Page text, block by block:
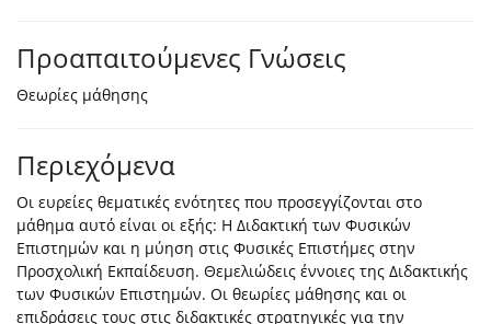
Προαπαιτούμενες Γνώσεις
Θεωρίες μάθησης
Περιεχόμενα
Οι ευρείες θεματικές ενότητες που προσεγγίζονται στο
μάθημα αυτό είναι οι εξής: Η Διδακτική των Φυσικών
Επιστημών και η μύηση στις Φυσικές Επιστήμες στην
Προσχολική Εκπαίδευση. Θεμελιώδεις έννοιες της Διδακτικής
των Φυσικών Επιστημών. Οι θεωρίες μάθησης και οι
επιδράσεις τους στις διδακτικές στρατηγικές για την